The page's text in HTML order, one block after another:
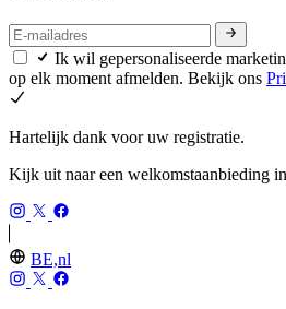
Ik wil gepersonaliseerde
op elk moment afmelden. Bekijk ons
Hartelijk dank voor uw registratie.
Kijk uit naar een welkomstaanbieding
BE,nl